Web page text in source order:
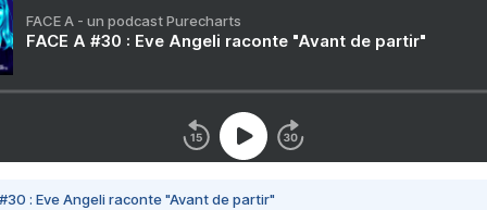
FACE A - un podcast Purecharts
FACE A #30 : Eve Angeli raconte "Avant de partir"
#30 : Eve Angeli raconte "Avant de partir"